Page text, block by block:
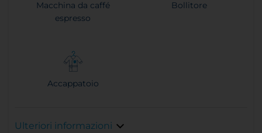
Macchina da caffé
espresso
Bollitore
Accappatoio
Ulteriori informazioni